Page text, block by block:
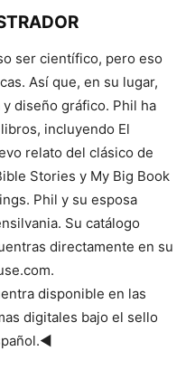
ser científico, pero eso
Así que, en su lugar,
diseño gráfico. Phil ha
incluyendo El
relato del clásico de
Stories y My Big Book
Phil y su esposa
Su catálogo
directamente en su
disponible en las
digitales bajo el sello